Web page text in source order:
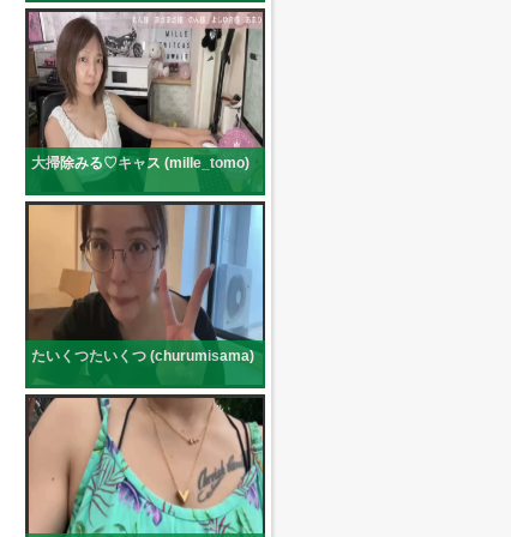
大掃除みる♡キャス (mille_tomo)
たいくつたいくつ (churumisama)